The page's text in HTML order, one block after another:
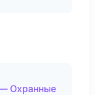
Охранные